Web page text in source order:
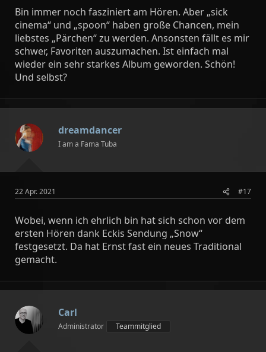
Bin immer noch fasziniert am Hören. Aber „sick
cinema“ und „spoon“ haben große Chancen, mein
liebstes „Pärchen“ zu werden. Ansonsten fällt es mir
schwer, Favoriten auszumachen. Ist einfach mal
wieder ein sehr starkes Album geworden. Schön!
Und selbst?
dreamdancer
I am a Fama Tuba
22 Apr. 2021 #17
Wobei, wenn ich ehrlich bin hat sich schon vor dem
ersten Hören dank Eckis Sendung „Snow“
festgesetzt. Da hat Ernst fast ein neues Traditional
gemacht.
Carl
Administrator Teammitglied